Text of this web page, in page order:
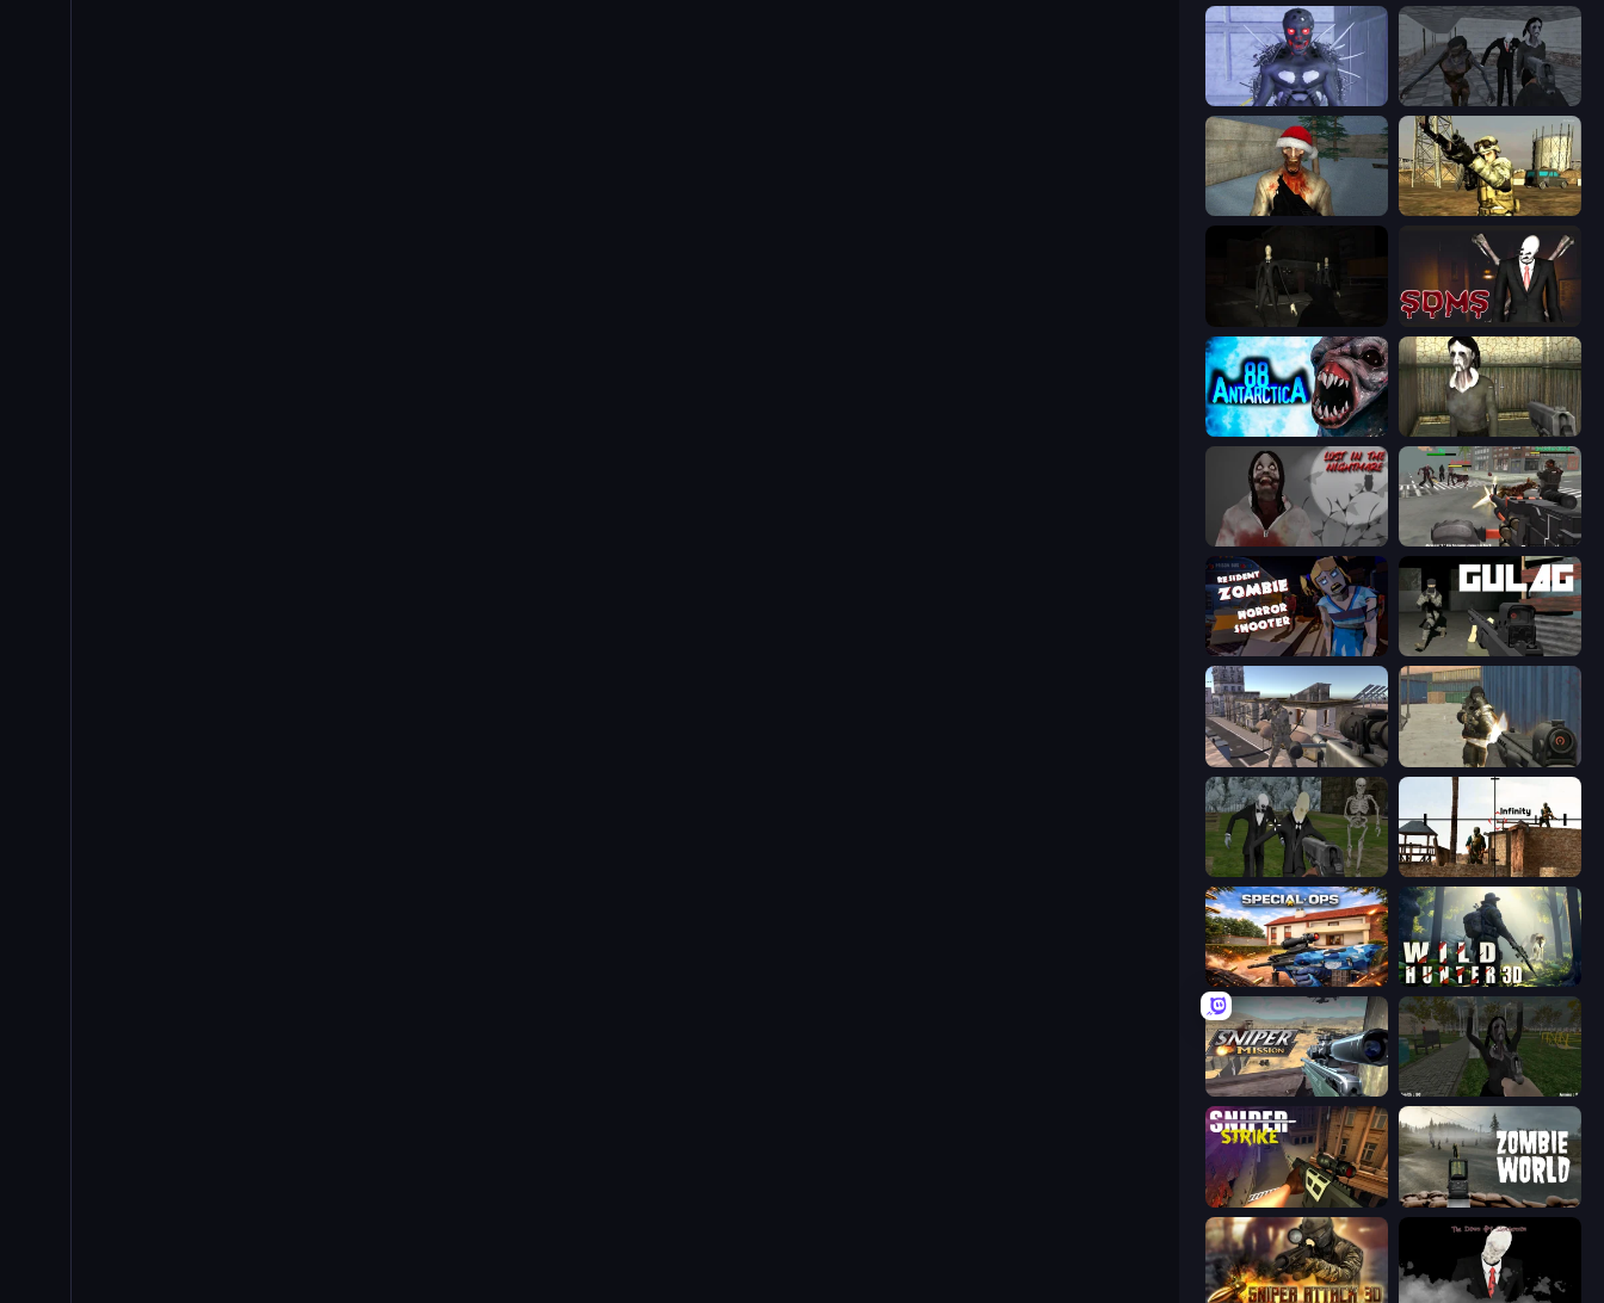
Slendrina Must Die: The School
Mountain Operation
Slenderman Must Die: Sanatorium 2021
Antarctica 88 Slendrina Must Die: The House
Jeff The Killer: Lost in the Nightmare Masked Forces: Zombie Survival
Resident Zombies: Horror Shooter Gulag
Mad Boss Masked Forces
Slenderman Must Die: Graveyard Lethal Sniper 3D: Army Soldier
Special Ops: GO Wild Hunter 3D
Sniper Mission While We Sleep: Slendrina Is Here
Sniper Strike Zombie World